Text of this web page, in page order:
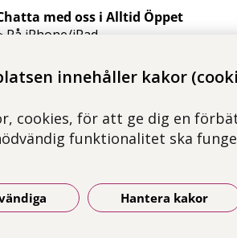
innehåller kakor
cookies, för att ge dig en
funktionalitet ska
Hantera kakor
med oss i Alltid Öppet
På iPhone/iPad
På Huawei/surfplatta